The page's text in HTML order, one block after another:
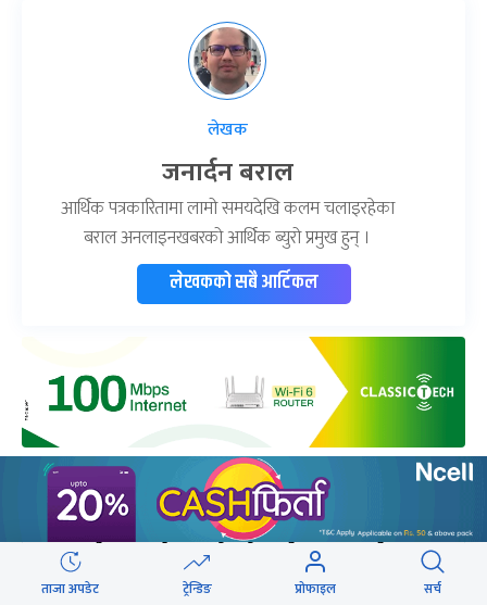
लेखक
जनार्दन बराल
आर्थिक पत्रकारितामा लामो समयदेखि कलम चलाइरहेका
बराल अनलाइनखबरको आर्थिक ब्युरो प्रमुख हुन् ।
लेखकको सबै आर्टिकल
यो खबर पढेर तपाईलाई कस्तो महसुस भयो ?
ताजा अपडेट ट्रेन्डिङ प्रोफाइल सर्च